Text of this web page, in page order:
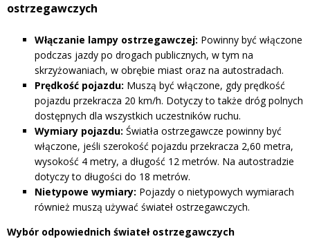
ostrzegawczych
Włączanie lampy ostrzegawczej: Powinny być włączone
podczas jazdy po drogach publicznych, w tym na
skrzyżowaniach, w obrębie miast oraz na autostradach.
Prędkość pojazdu: Muszą być włączone, gdy prędkość
pojazdu przekracza 20 km/h. Dotyczy to także dróg polnych
dostępnych dla wszystkich uczestników ruchu.
Wymiary pojazdu: Światła ostrzegawcze powinny być
włączone, jeśli szerokość pojazdu przekracza 2,60 metra,
wysokość 4 metry, a długość 12 metrów. Na autostradzie
dotyczy to długości do 18 metrów.
Nietypowe wymiary: Pojazdy o nietypowych wymiarach
również muszą używać świateł ostrzegawczych.
Wybór odpowiednich świateł ostrzegawczych